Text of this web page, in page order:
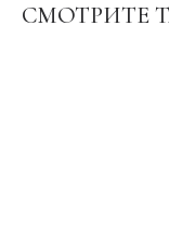
СМОТРИТЕ